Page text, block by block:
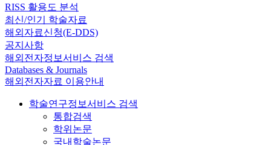
RISS 활용도 분석
최신/인기 학술자료
해외자료신청(E-DDS)
공지사항
해외전자정보서비스 검색
Databases & Journals
해외전자자료 이용안내
학술연구정보서비스 검색
통합검색
학위논문
국내학술논문